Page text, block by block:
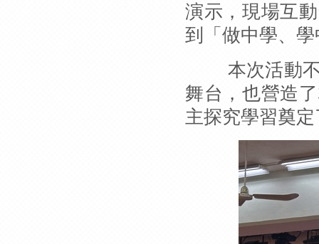
演示，現場互
到「做中學、
本次活動不
舞台，也營造
主探究學習奠